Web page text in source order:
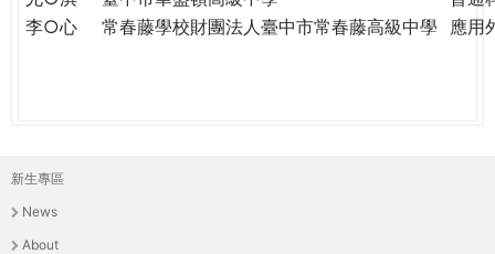
李○心
常春藤學校財團法人臺中市常春藤高級中學 應用
主
選
新生專區
News
About